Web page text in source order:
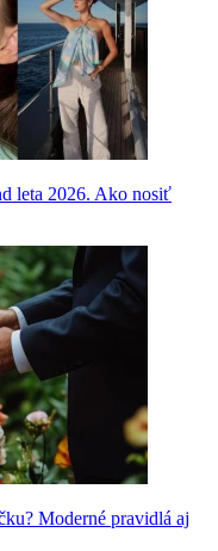
leta 2026. Ako nosiť
Moderné pravidlá aj